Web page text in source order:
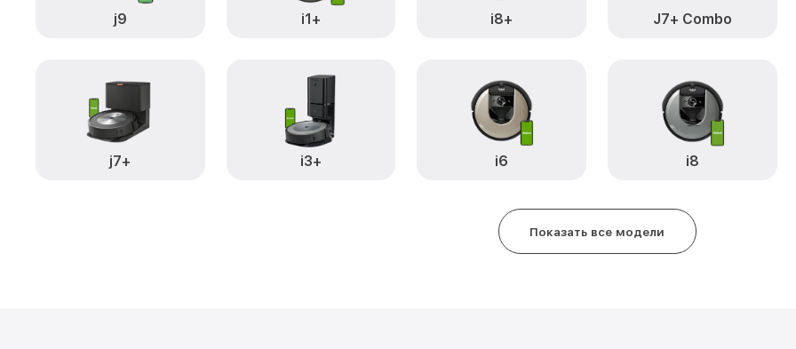
j9 i1+ i8+ J7+ Combo
j7+ i3+ i6 i8
Показать все модели